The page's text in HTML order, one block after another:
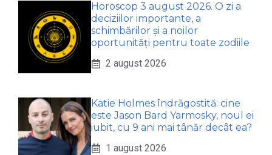
Horoscop 3 august 2026. O zi a
deciziilor importante, a
schimbărilor și a noilor
oportunități pentru toate zodiile
2 august 2026
Katie Holmes îndrăgostită: cine
este Jason Bard Yarmosky, noul ei
iubit, cu 9 ani mai tânăr decât ea?
1 august 2026